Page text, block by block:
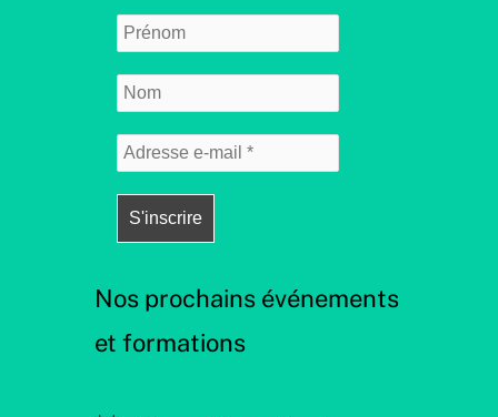
Nos prochains événements
et formations